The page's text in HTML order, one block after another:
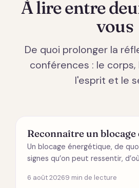
À lire entre
vous
De quoi prolonger la
conférences : le corps,
l'esprit et le
ÉNERGÉTIQUE
Reconnaître un
Un blocage énergétique, de
signes qu’on peut ressentir,
6 août 20269 min de lecture